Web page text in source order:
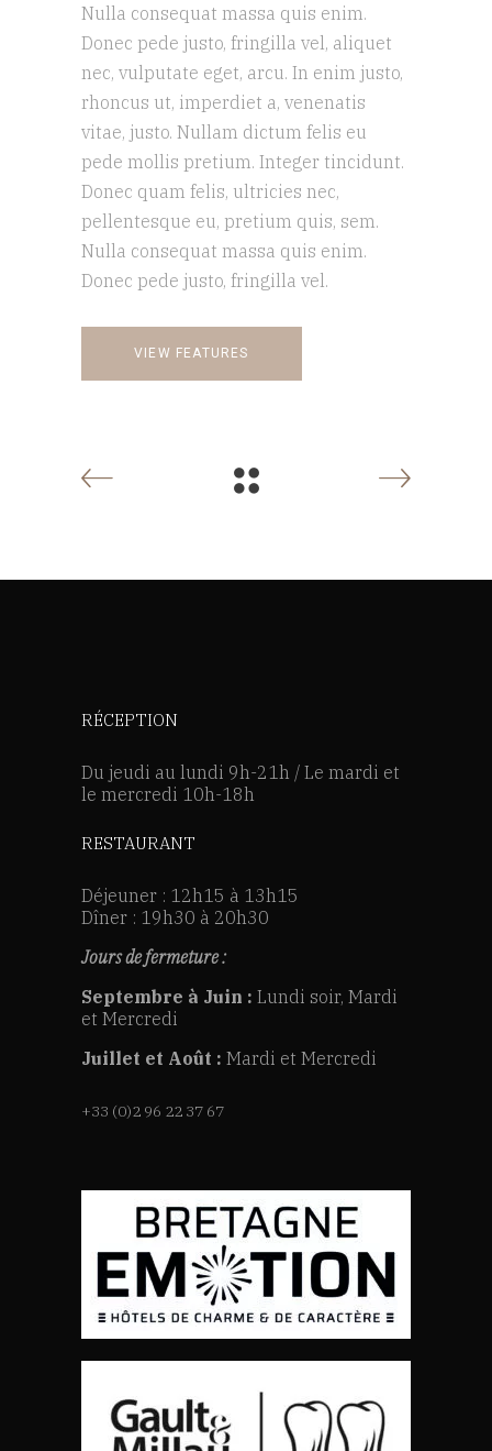
Nulla consequat massa quis enim.
Donec pede justo, fringilla vel, aliquet
nec, vulputate eget, arcu. In enim justo,
rhoncus ut, imperdiet a, venenatis
vitae, justo. Nullam dictum felis eu
pede mollis pretium. Integer tincidunt.
Donec quam felis, ultricies nec,
pellentesque eu, pretium quis, sem.
Nulla consequat massa quis enim.
Donec pede justo, fringilla vel.
VIEW FEATURES
RÉCEPTION
Du jeudi au lundi 9h-21h / Le mardi et
le mercredi 10h-18h
RESTAURANT
Déjeuner : 12h15 à 13h15
Dîner : 19h30 à 20h30
Jours de fermeture :
Septembre à Juin : Lundi soir, Mardi
et Mercredi
Juillet et Août : Mardi et Mercredi
+33 (0)2 96 22 37 67